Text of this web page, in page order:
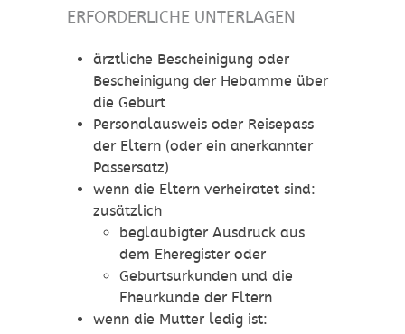
ERFORDERLICHE UNTERLAGEN
ärztliche Bescheinigung oder
Bescheinigung der Hebamme über
die Geburt
Personalausweis oder Reisepass
der Eltern (oder ein anerkannter
Passersatz)
wenn die Eltern verheiratet sind:
zusätzlich
beglaubigter Ausdruck aus
dem Eheregister oder
Geburtsurkunden und die
Eheurkunde der Eltern
wenn die Mutter ledig ist: